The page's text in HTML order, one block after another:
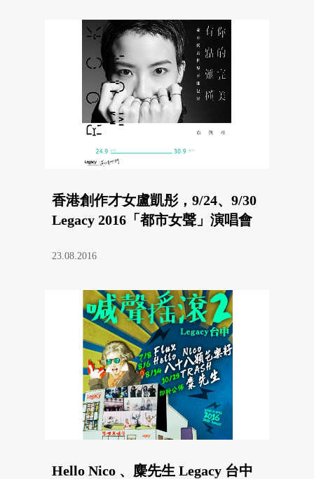
香港創作才女盧凱彤，9/24、9/30
Legacy 2016「都市女聲」演唱會
23.08.2016
Hello Nico 、麋先生 Legacy 台中